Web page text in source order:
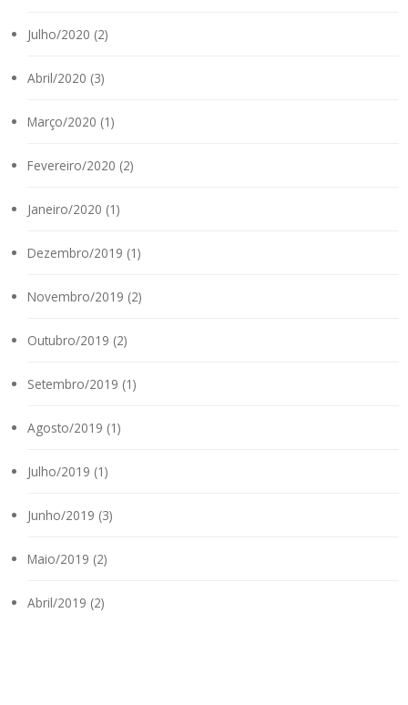
Julho/2020 (2)
Abril/2020 (3)
Março/2020 (1)
Fevereiro/2020 (2)
Janeiro/2020 (1)
Dezembro/2019 (1)
Novembro/2019 (2)
Outubro/2019 (2)
Setembro/2019 (1)
Agosto/2019 (1)
Julho/2019 (1)
Junho/2019 (3)
Maio/2019 (2)
Abril/2019 (2)